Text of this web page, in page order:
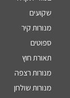
שקועים
מנורות קיר
ספוטים
תאורת חוץ
מנורות רצפה
מנורות שולחן